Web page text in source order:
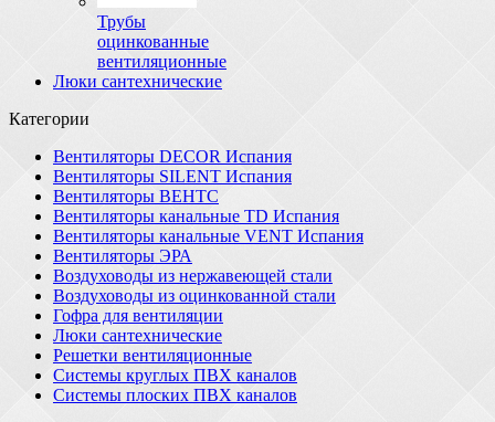
Трубы
оцинкованные
вентиляционные
Люки сантехнические
Категории
Вентиляторы DECOR Испания
Вентиляторы SILENT Испания
Вентиляторы ВЕНТС
Вентиляторы канальные TD Испания
Вентиляторы канальные VENT Испания
Вентиляторы ЭРА
Воздуховоды из нержавеющей стали
Воздуховоды из оцинкованной стали
Гофра для вентиляции
Люки сантехнические
Решетки вентиляционные
Системы круглых ПВХ каналов
Системы плоских ПВХ каналов